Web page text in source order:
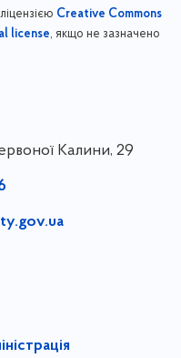
Creative Commons
license, якщо не зазначено
Калини, 29